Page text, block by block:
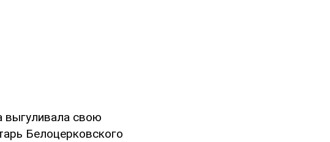
выгуливала свою
Белоцерковского